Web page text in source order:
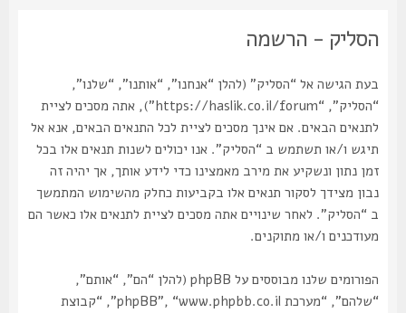
הסליק - הרשמה
בעת הגישה אל “הסליק” (להלן “אנחנו”, “אותנו”, “שלנו”,
“הסליק”, “https://haslik.co.il/forum”), אתה מסכים לציית
לתנאים הבאים. אם אינך מסכים לציית לכל התנאים הבאים, אנא אל
תיגש ו/או תשתמש ב “הסליק”. אנו יכולים לשנות תנאים אלו בכל
זמן נתון ונשקיע את מירב מאמצינו כדי לידע אותך, אך יהיה זה
נבון מצידך לסקור תנאים אלו בקביעות כחלק מהשימוש המתמשך
ב “הסליק”. לאחר שינויים אתה מסכים לציית לתנאים אלו כאשר הם
מעודכנים ו/או מתוקנים.
הפורומים שלנו מבוססים על phpBB (להלן “הם”, “אותם”,
“שלהם”, “מערכת phpBB”, “www.phpbb.co.il”, “קבוצת